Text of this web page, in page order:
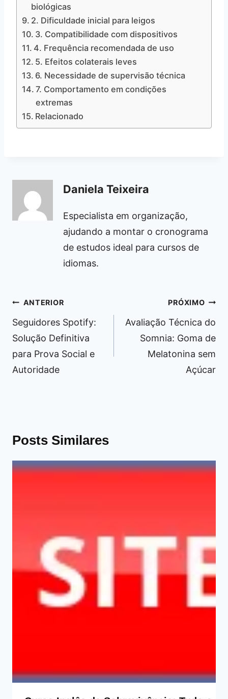
biológicas
2. Dificuldade inicial para leigos
3. Compatibilidade com dispositivos
4. Frequência recomendada de uso
5. Efeitos colaterais leves
6. Necessidade de supervisão técnica
7. Comportamento em condições
extremas
Relacionado
Daniela Teixeira
Especialista em organização,
ajudando a montar o cronograma
de estudos ideal para cursos de
idiomas.
Navegação
de
Post
ANTERIOR
Seguidores Spotify:
Solução Definitiva
para Prova Social e
Autoridade
PRÓXIMO
Avaliação Técnica do
Somnia: Goma de
Melatonina sem
Açúcar
Posts Similares